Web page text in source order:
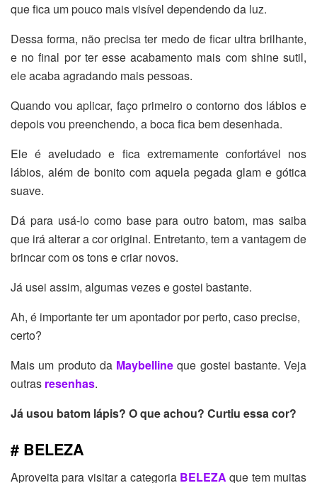
que fica um pouco mais visível dependendo da luz.
Dessa forma, não precisa ter medo de ficar ultra brilhante,
e no final por ter esse acabamento mais com shine sutil,
ele acaba agradando mais pessoas.
Quando vou aplicar, faço primeiro o contorno dos lábios e
depois vou preenchendo, a boca fica bem desenhada.
Ele é aveludado e fica extremamente confortável nos
lábios, além de bonito com aquela pegada glam e gótica
suave.
Dá para usá-lo como base para outro batom, mas saiba
que irá alterar a cor original. Entretanto, tem a vantagem de
brincar com os tons e criar novos.
Já usei assim, algumas vezes e gostei bastante.
Ah, é importante ter um apontador por perto, caso precise,
certo?
Mais um produto da Maybelline que gostei bastante. Veja
outras resenhas.
Já usou batom lápis? O que achou? Curtiu essa cor?
# BELEZA
Aproveita para visitar a categoria BELEZA que tem muitas